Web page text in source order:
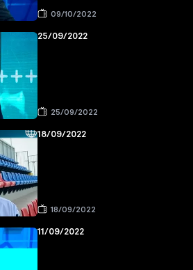
09/10/2022
25/09/2022
25/09/2022
18/09/2022
18/09/2022
11/09/2022